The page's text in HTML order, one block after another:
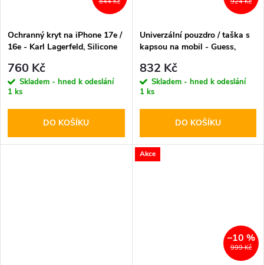
Ochranný kryt na iPhone 17e /
16e - Karl Lagerfeld, Silicone
760 Kč
Skladem - hned k odeslání
1 ks
DO KOŠÍKU
Univerzální pouzdro / taška s
kapsou na mobil - Guess,
832 Kč
Skladem - hned k odeslání
1 ks
DO KOŠÍKU
Akce
999 Kč
–10 %